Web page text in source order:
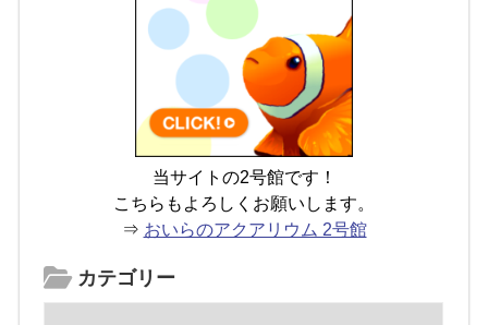
当サイトの2号館です！
こちらもよろしくお願いします。
⇒ おいらのアクアリウム 2号館
カテゴリー